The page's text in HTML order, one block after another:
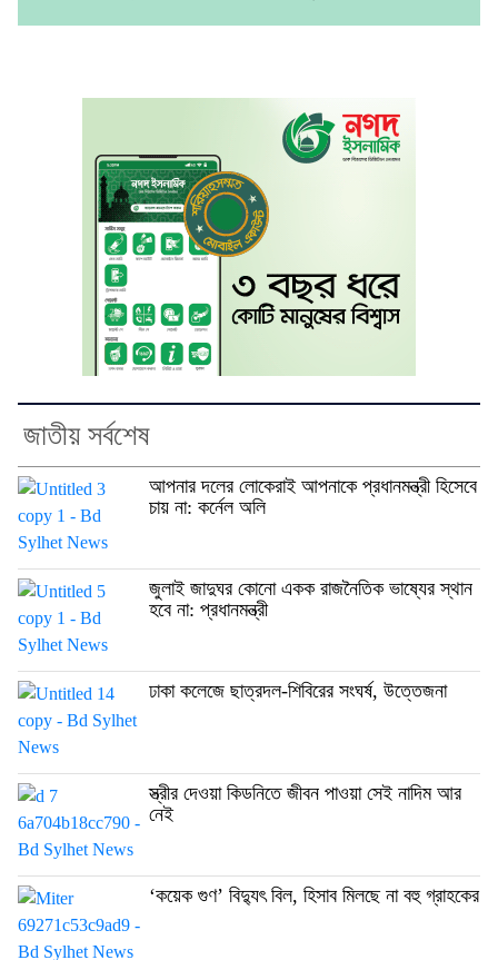
জাতীয় সর্বশেষ
আপনার দলের লোকেরাই আপনাকে প্রধানমন্ত্রী হিসেবে
চায় না: কর্নেল অলি
জুলাই জাদুঘর কোনো একক রাজনৈতিক ভাষ্যের স্থান
হবে না: প্রধানমন্ত্রী
ঢাকা কলেজে ছাত্রদল-শিবিরের সংঘর্ষ, উত্তেজনা
স্ত্রীর দেওয়া কিডনিতে জীবন পাওয়া সেই নাদিম আর
নেই
‘কয়েক গুণ’ বিদ্যুৎ বিল, হিসাব মিলছে না বহু গ্রাহকের